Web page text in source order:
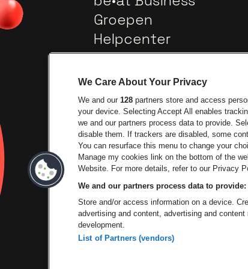
Groepen
Helpcenter
Contact
Ga naar de website van
Ga naar de
Ga naar de
We Care About Your Privacy
We and our 128 partners store and access
your device. Selecting Accept All enables
we and our partners process data to provide.
disable them. If trackers are disabled, some
You can resurface this menu to change your
Manage my cookies link on the bottom of the
Website. For more details, refer to our Privacy
We and our partners process data to provide:
Store and/or access information on a device.
advertising and content, advertising and
development.
List of Partners (vendors)